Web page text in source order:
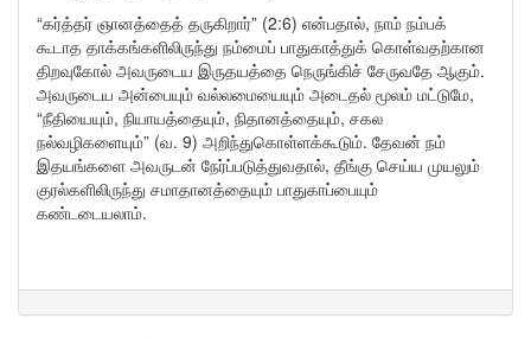
“கர்த்தர் ஞானத்தைத் தருகிறார்” (2:6) என்பதால், நாம் நம்பக்
கூடாத தாக்கங்களிலிருந்து நம்மைப் பாதுகாத்துக் கொள்வதற்கான
திறவுகோல் அவருடைய இருதயத்தை நெருங்கிச் சேருவதே ஆகும்.
அவருடைய அன்பையும் வல்லமையையும் அடைதல் மூலம் மட்டுமே,
“நீதியையும், நியாயத்தையும், நிதானத்தையும், சகல
நல்வழிகளையும்” (வ. 9) அறிந்துகொள்ளக்கூடும். தேவன் நம்
இதயங்களை அவருடன் நேர்ப்படுத்துவதால், தீங்கு செய்ய முயலும்
குரல்களிலிருந்து சமாதானத்தையும் பாதுகாப்பையும்
கண்டடையலாம்.